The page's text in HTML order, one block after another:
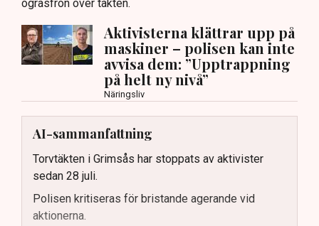
ogräsfrön över täkten.
Aktivisterna klättrar upp på
maskiner – polisen kan inte
avvisa dem: ”Upptrappning
på helt ny nivå”
Näringsliv
AI-sammanfattning
Torvtäkten i Grimsås har stoppats av aktivister
sedan 28 juli.
Polisen kritiseras för bristande agerande vid
aktionerna.